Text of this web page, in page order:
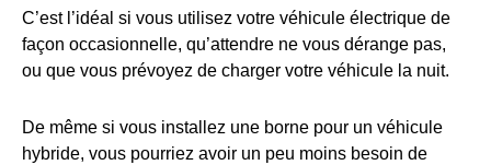
C’est l’idéal si vous utilisez votre véhicule électrique de
façon occasionnelle, qu’attendre ne vous dérange pas,
ou que vous prévoyez de charger votre véhicule la nuit.
De même si vous installez une borne pour un véhicule
hybride, vous pourriez avoir un peu moins besoin de